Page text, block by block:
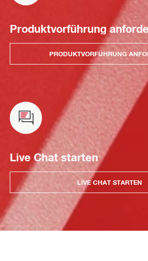
Produktvorführung
PRODUKTVORFÜHRUNG
Live Chat starten
LIVE CHAT STARTEN